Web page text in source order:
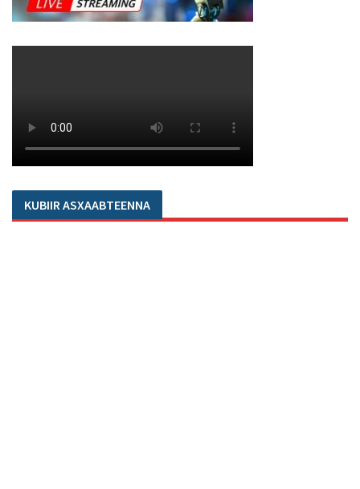
KUBIIR ASXAABTEENNA